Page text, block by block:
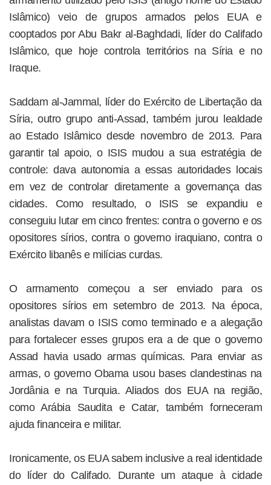
Islâmico) veio de grupos armados pelos EUA e
cooptados por Abu Bakr al-Baghdadi, líder do Califado
Islâmico, que hoje controla territórios na Síria e no
Iraque.
Saddam al-Jammal, líder do Exército de Libertação da
Síria, outro grupo anti-Assad, também jurou lealdade
ao Estado Islâmico desde novembro de 2013. Para
garantir tal apoio, o ISIS mudou a sua estratégia de
controle: dava autonomia a essas autoridades locais
em vez de controlar diretamente a governança das
cidades. Como resultado, o ISIS se expandiu e
conseguiu lutar em cinco frentes: contra o governo e os
opositores sírios, contra o governo iraquiano, contra o
Exército libanês e milícias curdas.
O armamento começou a ser enviado para os
opositores sírios em setembro de 2013. Na época,
analistas davam o ISIS como terminado e a alegação
para fortalecer esses grupos era a de que o governo
Assad havia usado armas químicas. Para enviar as
armas, o governo Obama usou bases clandestinas na
Jordânia e na Turquia. Aliados dos EUA na região,
como Arábia Saudita e Catar, também forneceram
ajuda financeira e militar.
Ironicamente, os EUA sabem inclusive a real identidade
do líder do Califado. Durante um ataque à cidade